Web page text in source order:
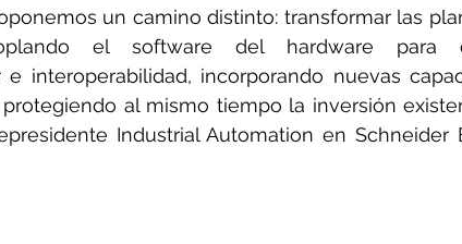
un camino distinto: transformar las
el software del hardware para
interoperabilidad, incorporando nuevas
al mismo tiempo la inversión
Industrial Automation en Schneider